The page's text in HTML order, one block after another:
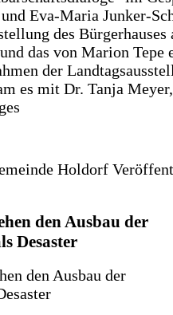
Eva-Maria Junker-
des Bürgerhauses
das von Marion Tepe
der
es mit Dr. Tanja Meyer,
Holdorf
den Ausbau der
Desaster